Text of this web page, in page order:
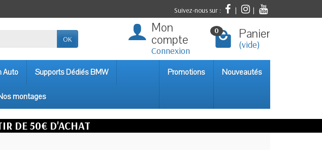
Suivez-nous sur : | |
OK
Mon
compte
Connexion
0 Panier
(vide)
Auto Supports Dédiés BMW
montages
Promotions Nouveautés
DE 50€ D'ACHAT